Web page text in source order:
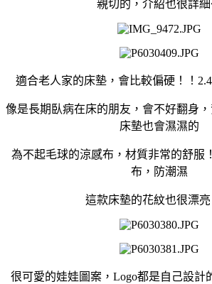
親切的，介紹也很詳
適合老人家的床墊，會比較偏硬！！
像是長期臥病在床的朋友，會不好翻身，
床墊也會濕濕的
為不起毛球的涼感布，材質非常的舒服
布，防潮濕
這款床墊的花紋也很漂亮
很可愛的娃娃圖案，Logo都是自己設計